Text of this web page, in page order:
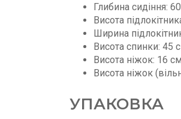
Глибина сидіння:
Висота
Ширина
Висота спинки: 45
Висота ніжок: 16 см
Висота ніжок
УПАКОВКА